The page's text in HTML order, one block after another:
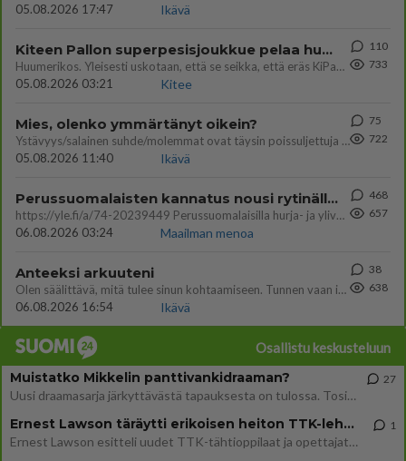
05.08.2026 17:47
Ikävä
Kiteen Pallon superpesisjoukkue pelaa huumeiden vaikutuksen alaisena
Huumerikos. Yleisesti uskotaan, että se seikka, että eräs KiPan pelaaja kärähtää huumeista, on vain jäävuoren huippu. M
05.08.2026 03:21
Kitee
110
733
Mies, olenko ymmärtänyt oikein?
Ystävyys/salainen suhde/molemmat ovat täysin poissuljettuja asioita? Nainen
05.08.2026 11:40
Ikävä
75
722
Perussuomalaisten kannatus nousi rytinällä Ylen tänään julkaisemassa tuoreimmassa gallup-kyselyssä.
https://yle.fi/a/74-20239449 Perussuomalaisilla hurja- ja ylivoimaisesti suurin nousu tässä uudessa Ylen gallupissa. Kyl
06.08.2026 03:24
Maailman menoa
468
657
Anteeksi arkuuteni
Olen säälittävä, mitä tulee sinun kohtaamiseen. Tunnen vaan itseni todella epävarmaksi sun kanssa. Jos minun olisi pitän
06.08.2026 16:54
Ikävä
38
638
Osallistu keskusteluun
Muistatko Mikkelin panttivankidraaman?
Uusi draamasarja järkyttävästä tapauksesta on tulossa. Tositapahtumiin perustuva sarja ammentaa vuoden 1986 Mikkelin pan
27
Ernest Lawson täräytti erikoisen heiton TTK-lehdistötilaisuudessa: " Onko tässä tarkoituksena...?"
Ernest Lawson esitteli uudet TTK-tähtioppilaat ja opettajat torstaina 6.8. lehdistölle. Tulevalla kaudella on yksi hausk
1